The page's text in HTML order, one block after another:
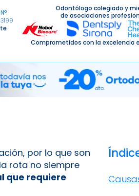
Odontólogo colegiado y
de asociaciones
Comprometidos con la excelencia
por lo que son
rota no siempre
que requiere